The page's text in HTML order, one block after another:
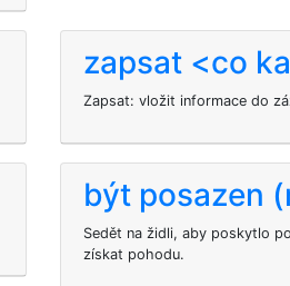
zapsat <co
Zapsat: vložit informace do
být posazen
Sedět na židli, aby poskytlo
získat pohodu.